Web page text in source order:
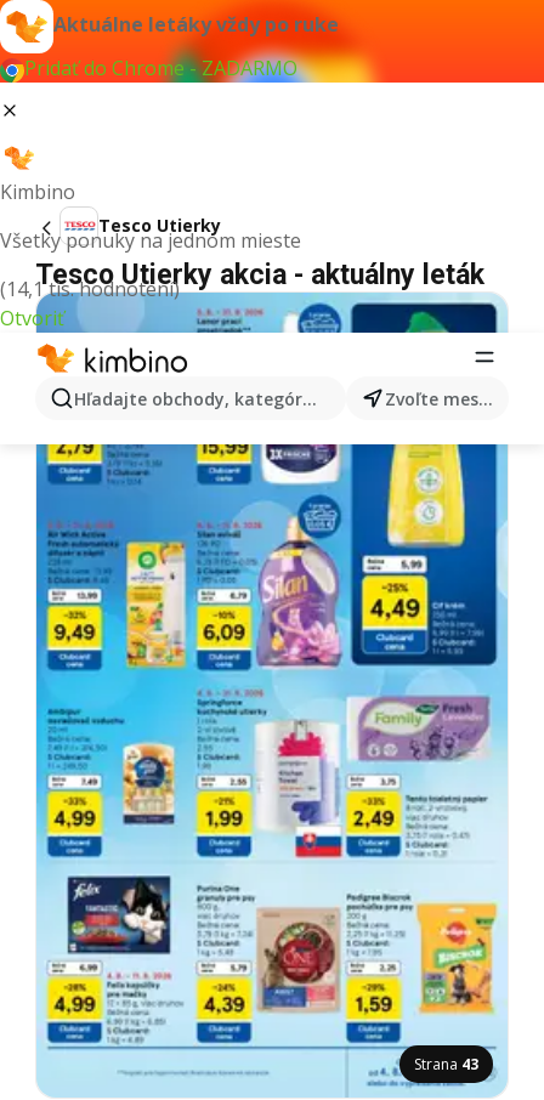
Aktuálne letáky vždy po ruke
Pridať do Chrome - ZADARMO
Kimbino
Všetky ponuky na jednom mieste
(14,1 tis. hodnotení)
Otvoriť
Hľadajte obchody, kategórie, produkty... Zvoľte mesto
Tesco Utierky
Tesco Utierky akcia - aktuálny leták
Strana 43